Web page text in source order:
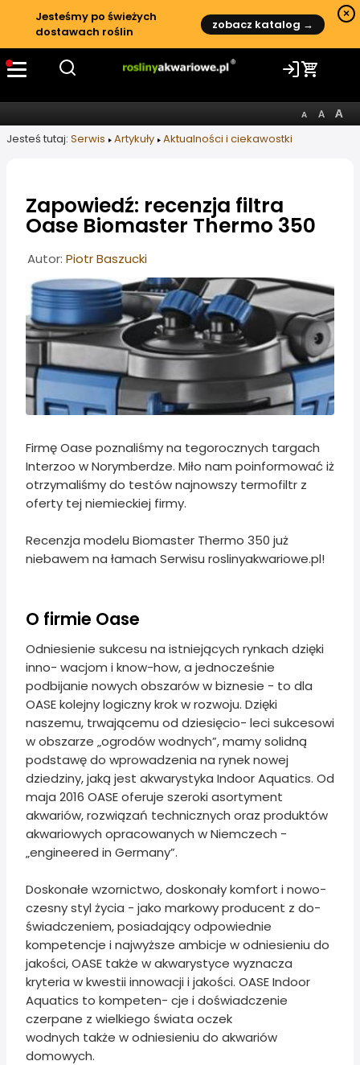
Jesteśmy po świeżych
dostawach roślin
zobacz katalog →
×
Jesteś tutaj: Serwis Artykuły Aktualności i ciekawostki
Zapowiedź: recenzja filtra
Oase Biomaster Thermo 350
Informacje o artykule
Autor: Piotr Baszucki
Firmę Oase poznaliśmy na tegorocznych targach
Interzoo w Norymberdze. Miło nam poinformować iż
otrzymaliśmy do testów najnowszy termofiltr z
oferty tej niemieckiej firmy.
Recenzja modelu Biomaster Thermo 350 już
niebawem na łamach Serwisu roslinyakwariowe.pl!
O firmie Oase
Odniesienie sukcesu na istniejących rynkach dzięki
inno- wacjom i know-how, a jednocześnie
podbijanie nowych obszarów w biznesie - to dla
OASE kolejny logiczny krok w rozwoju. Dzięki
naszemu, trwającemu od dziesięcio- leci sukcesowi
w obszarze „ogrodów wodnych”, mamy solidną
podstawę do wprowadzenia na rynek nowej
dziedziny, jaką jest akwarystyka Indoor Aquatics. Od
maja 2016 OASE oferuje szeroki asortyment
akwariów, rozwiązań technicznych oraz produktów
akwariowych opracowanych w Niemczech -
„engineered in Germany”.
Doskonałe wzornictwo, doskonały komfort i nowo-
czesny styl życia - jako markowy producent z do-
świadczeniem, posiadający odpowiednie
kompetencje i najwyższe ambicje w odniesieniu do
jakości, OASE także w akwarystyce wyznacza
kryteria w kwestii innowacji i jakości. OASE Indoor
Aquatics to kompeten- cje i doświadczenie
czerpane z wielkiego świata oczek
wodnych także w odniesieniu do akwariów
domowych.